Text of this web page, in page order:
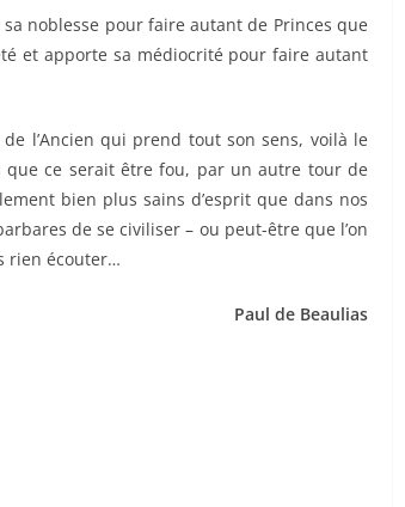
noblesse pour faire autant de Princes que
et apporte sa médiocrité pour faire autant
l’Ancien qui prend tout son sens, voilà le
que ce serait être fou, par un autre tour de
bien plus sains d’esprit que dans nos
de se civiliser – ou peut-être que l’on
rien écouter…
Paul de Beaulias